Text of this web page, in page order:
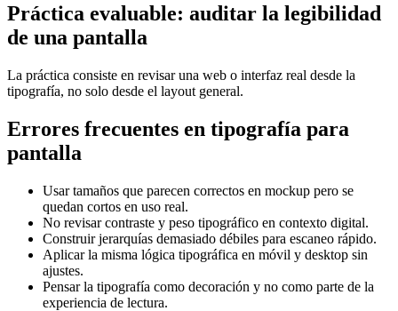
Práctica evaluable: auditar la legibilidad
de una pantalla
La práctica consiste en revisar una web o interfaz real desde la
tipografía, no solo desde el layout general.
Errores frecuentes en tipografía para
pantalla
Usar tamaños que parecen correctos en mockup pero se
quedan cortos en uso real.
No revisar contraste y peso tipográfico en contexto digital.
Construir jerarquías demasiado débiles para escaneo rápido.
Aplicar la misma lógica tipográfica en móvil y desktop sin
ajustes.
Pensar la tipografía como decoración y no como parte de la
experiencia de lectura.